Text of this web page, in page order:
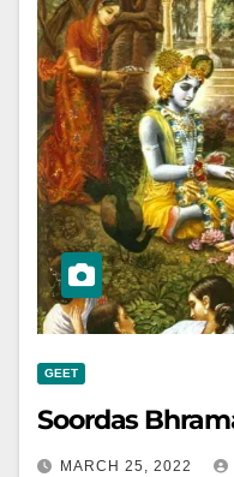
GEET
Soordas
MARCH 25, 2022